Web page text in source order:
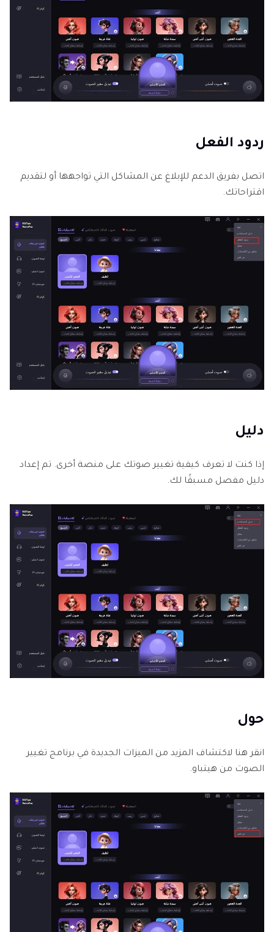
ردود الفعل
اتصل بفريق الدعم للإبلاغ عن المشاكل التي تواجهها أو لتقديم
اقتراحاتك.
دليل
إذا كنت لا تعرف كيفية تغيير صوتك على منصة أخرى. تم إعداد
دليل مفصل مسبقًا لك.
حول
انقر هنا لاكتشاف المزيد من الميزات الجديدة في برنامج تغيير
الصوت من هيتباو.